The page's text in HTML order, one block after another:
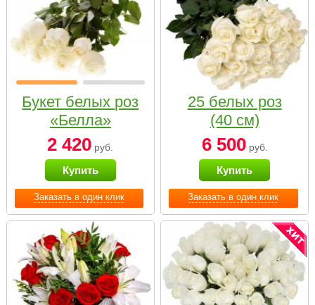
Заказать в один клик
Букет белых роз
«Белла»
2 420 руб.
Купить
Заказать в один клик
25 белых роз
(40 см)
6 500руб.
Купить